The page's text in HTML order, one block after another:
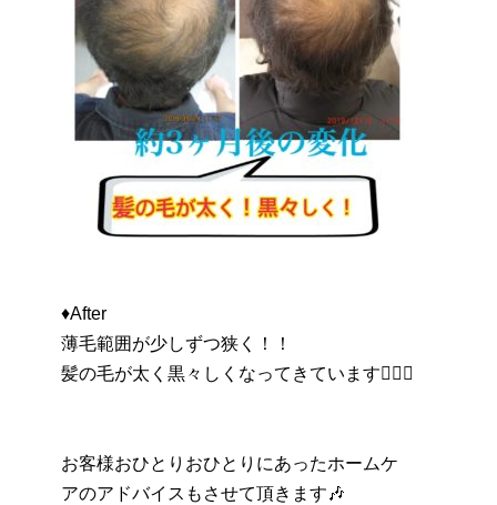
♦️After
薄毛範囲が少しずつ狭く！！
髪の毛が太く黒々しくなってきています🙆🏻‍♀
お客様おひとりおひとりにあったホームケ
アのアドバイスもさせて頂きます🎶